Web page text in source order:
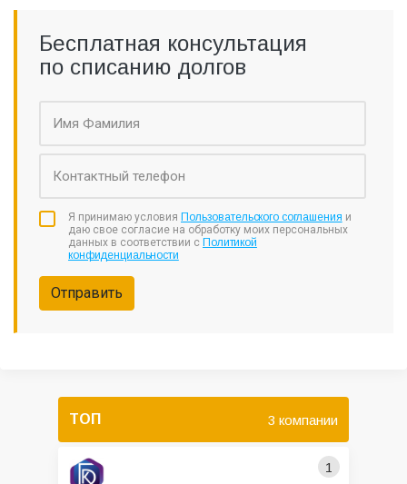
Бесплатная консультация
по списанию долгов
Я принимаю условия Пользовательского соглашения и
даю свое согласие на обработку моих персональных
данных в соответствии с Политикой
конфиденциальности
Отправить
ТОП 3 компании
1